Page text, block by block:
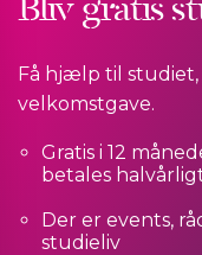
Bliv gratis
Få hjælp til studiet,
velkomstgave.
Gratis i 12
betales
Der er events,
studieliv